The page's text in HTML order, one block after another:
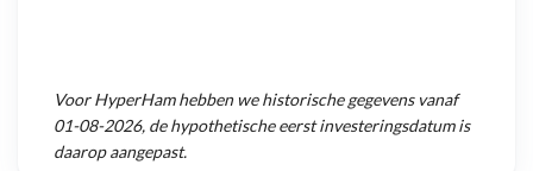
VoorHyperHamhebben we historische gegevens vanaf
01-08-2026, de hypothetische eerst investeringsdatum is
daarop aangepast.